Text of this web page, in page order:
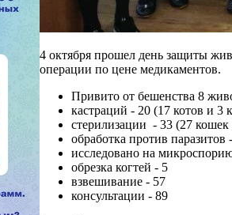
4 октября прошел день защиты
операции по цене медикаментов.
Привито от бешенства 8
кастраций - 20 (17 котов и 3
стерилизации - 33 (27 кошек
обработка против паразитов
исследовано на
обрезка когтей - 5
взвешивание - 57
консультации - 89